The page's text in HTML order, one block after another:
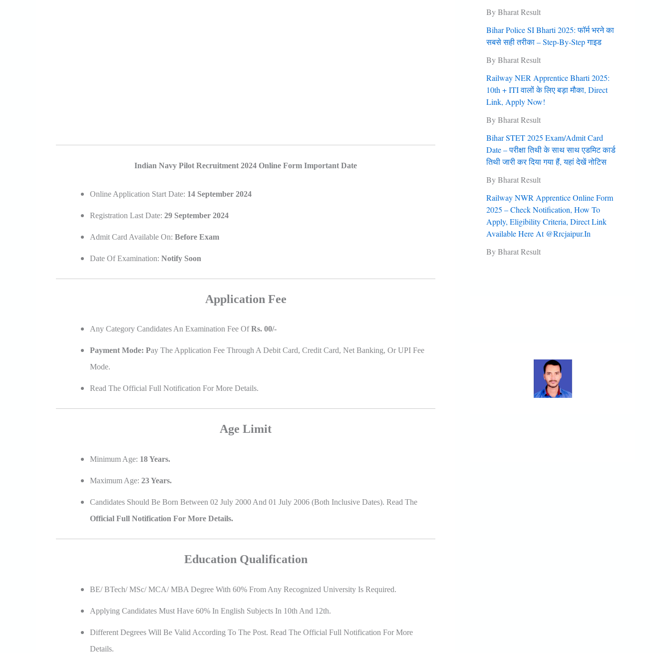
Indian Navy Pilot Recruitment 2024 Online Form Important Date
Online Application Start Date: 14 September 2024
Registration Last Date: 29 September 2024
Admit Card Available On: Before Exam
Date Of Examination: Notify Soon
Application Fee
Any Category Candidates An Examination Fee OfRs. 00/-
Payment Mode: PAy The Application Fee Through A Debit Card, Credit Card, Net Banking, Or UPI Fee
Mode.
Read The Official Full Notification For More Details.
Age Limit
Minimum Age: 18 Years.
Maximum Age: 23 Years.
Candidates Should Be Born Between 02 July 2000 And 01 July 2006 (Both Inclusive Dates). Read The
Official Full Notification For More Details.
Education Qualification
BE/ BTech/ MSc/ MCA/ MBA Degree With 60% From Any Recognized University Is Required.
Applying Candidates Must Have 60% In English Subjects In 10th And 12th.
Different Degrees Will Be Valid According To The Post. Read The Official Full Notification For More
Details.
By Bharat Result
Bihar Police SI Bharti 2025: फॉर्म भरने का
सबसे सही तरीका – Step-By-Step गाइड
By Bharat Result
Railway NER Apprentice Bharti 2025:
10th + ITI वालों के लिए बड़ा मौका, Direct
Link, Apply Now!
By Bharat Result
Bihar STET 2025 Exam/Admit Card
Date – परीक्षा तिथी के साथ साथ एडमिट कार्ड
तिथी जारी कर दिया गया हैं, यहां देखें नोटिस
By Bharat Result
Railway NWR Apprentice Online Form
2025 – Check Notification, How To
Apply, Eligibility Criteria, Direct Link
Available Here At @rrcjaipur.in
By Bharat Result